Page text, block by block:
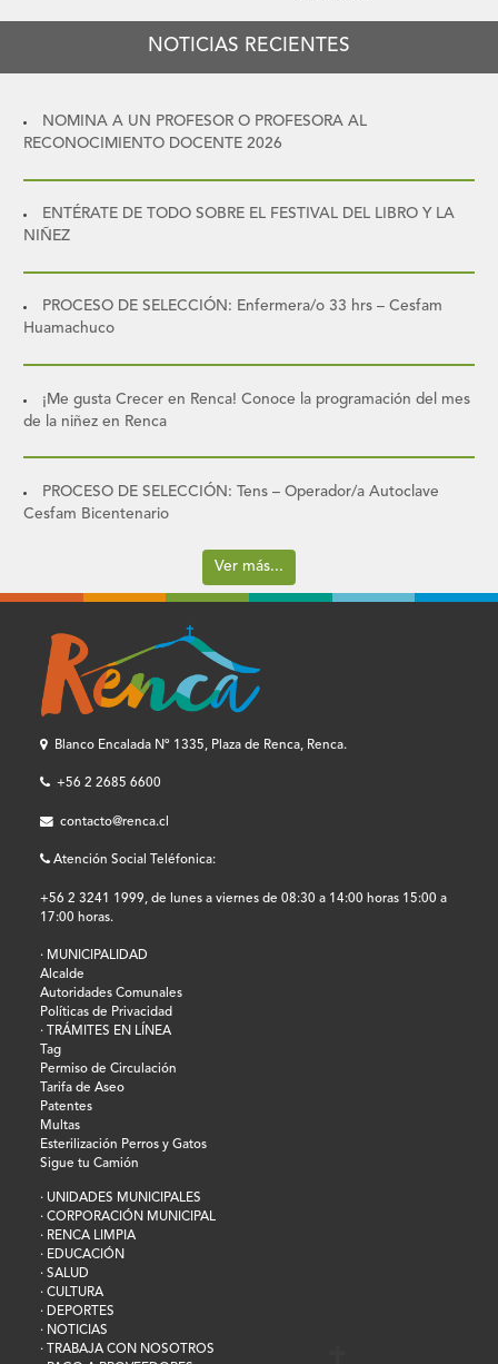
NOTICIAS RECIENTES
NOMINA A UN PROFESOR O PROFESORA AL
RECONOCIMIENTO DOCENTE 2026
ENTÉRATE DE TODO SOBRE EL FESTIVAL DEL LIBRO Y LA
NIÑEZ
PROCESO DE SELECCIÓN: Enfermera/o 33 hrs – Cesfam
Huamachuco
¡Me gusta Crecer en Renca! Conoce la programación del mes
de la niñez en Renca
PROCESO DE SELECCIÓN: Tens – Operador/a Autoclave
Cesfam Bicentenario
Ver más...
Blanco Encalada Nº 1335, Plaza de Renca, Renca.
+56 2 2685 6600
contacto@renca.cl
Atención Social Teléfonica:
+56 2 3241 1999, de lunes a viernes de 08:30 a 14:00 horas 15:00 a
17:00 horas.
· MUNICIPALIDAD
Alcalde
Autoridades Comunales
Políticas de Privacidad
· TRÁMITES EN LÍNEA
Tag
Permiso de Circulación
Tarifa de Aseo
Patentes
Multas
Esterilización Perros y Gatos
Sigue tu Camión
· UNIDADES MUNICIPALES
· CORPORACIÓN MUNICIPAL
· RENCA LIMPIA
· EDUCACIÓN
· SALUD
· CULTURA
· DEPORTES
· NOTICIAS
· TRABAJA CON NOSOTROS